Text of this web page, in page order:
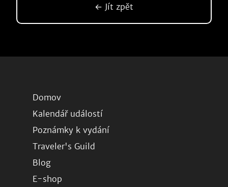
← Jít zpět
Domov
Kalendář událostí
Poznámky k vydání
Traveler's Guild
Blog
E-shop